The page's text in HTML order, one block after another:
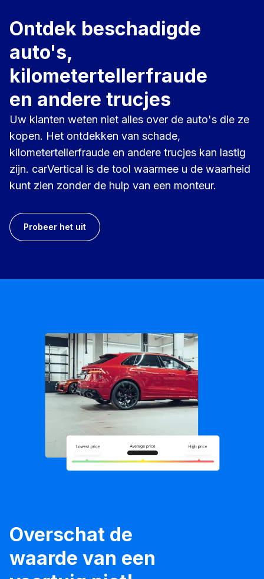
Ontdek beschadigde
auto's,
kilometertellerfraude
en andere trucjes
Uw klanten weten niet alles over de auto's die ze
kopen. Het ontdekken van schade,
kilometertellerfraude en andere trucjes kan lastig
zijn. carVertical is de tool waarmee u de waarheid
kunt zien zonder de hulp van een monteur.
Probeer het uit
Overschat de
waarde van een